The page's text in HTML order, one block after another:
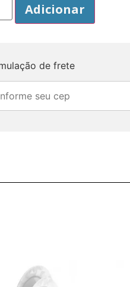
Adicionar
de frete